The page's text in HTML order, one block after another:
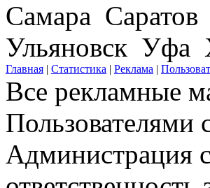
Самара
Ульяновск Уфа
Главная | Статистика | Реклама |
Все рекламные
Пользователями
Администрация